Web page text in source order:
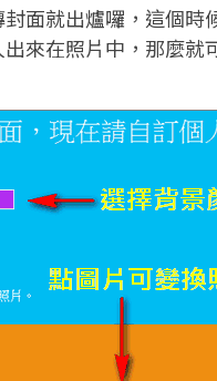
面就出爐囉，這個
來在照片中，那麼